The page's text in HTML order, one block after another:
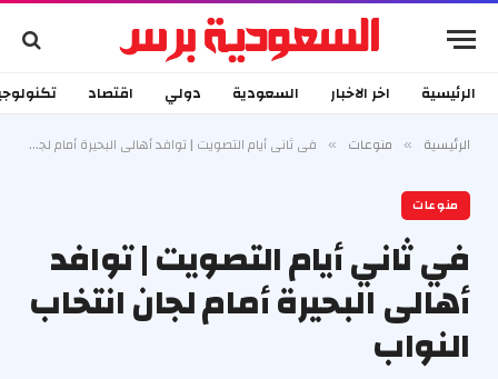
الرئيسية اخر الاخبار السعودية دولي اقتصاد
الرئيسية » منوعات » في ثاني أيام التصويت | توافد أهالى البحيرة أمام لجان انتخاب النواب
منوعات
في ثاني أيام التصويت | توافد
أهالى البحيرة أمام لجان انتخاب
النواب